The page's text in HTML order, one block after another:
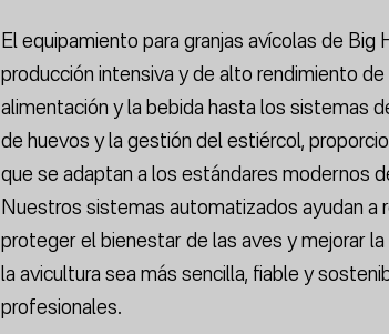
El equipamiento para granjas avícolas de
producción intensiva y de alto rendimiento
alimentación y la bebida hasta los sistemas
de huevos y la gestión del estiércol,
que se adaptan a los estándares modernos
Nuestros sistemas automatizados ayudan a
proteger el bienestar de las aves y mejorar
la avicultura sea más sencilla, fiable y
profesionales.